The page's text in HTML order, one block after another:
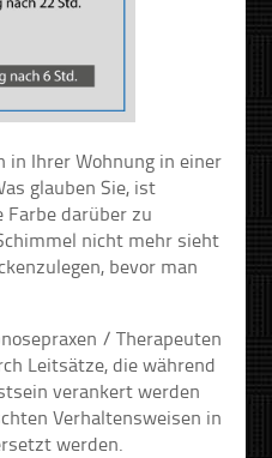
Ihrer Wohnung in einer
glauben Sie, ist
Farbe darüber zu
nicht mehr sieht
bevor man
/ Therapeuten
Leitsätze, die während
verankert werden
Verhaltensweisen in
werden.